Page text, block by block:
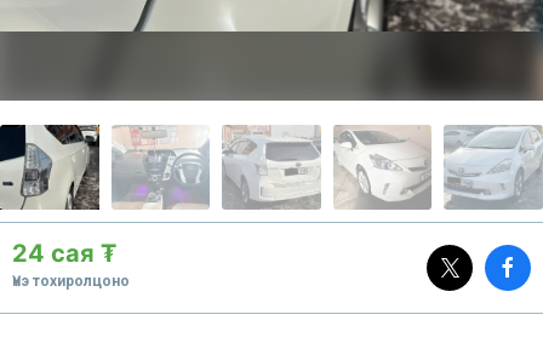
24 сая ₮
Үнэ тохиролцоно